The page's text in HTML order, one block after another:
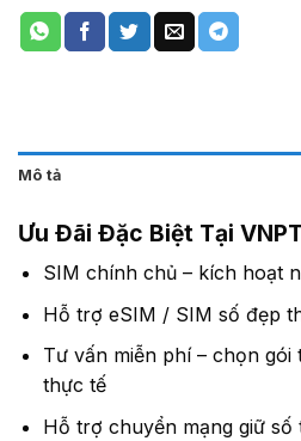
Mô tả
Ưu Đãi Đặc Biệt Tại
SIM chính chủ – kích hoạt
Hỗ trợ eSIM / SIM số đẹp
Tư vấn miễn phí – chọn
thực tế
Hỗ trợ chuyển mạng giữ số